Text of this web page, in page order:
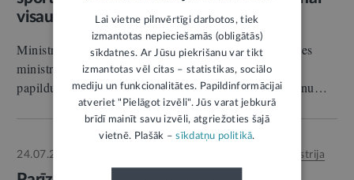
visaugstākā līmeņa turnīros
Ministru kabinets (MK) atbalstījis Izglītības un zinātnes
ministrijas (IZM) sagatavotos rīkojuma projektus par
papildu finansējuma 1 656 228 eiro apmērā piešķiršanu…
24.07.2024. Izglītības un zinātnes ministrija
Lai vietne pilnvērtīgi darbotos, tiek
izmantotas nepieciešamās (obligātās)
sīkdatnes. Ar Jūsu piekrišanu var tikt
izmantotas vēl citas – statistikas, sociālo
mediju un funkcionalitātes. Papildinformācijai
atveriet "Pielāgot izvēli". Jūs varat jebkurā
brīdī mainīt savu izvēli, atgriežoties šajā
vietnē. Plašāk –sīkdatņu politikā.